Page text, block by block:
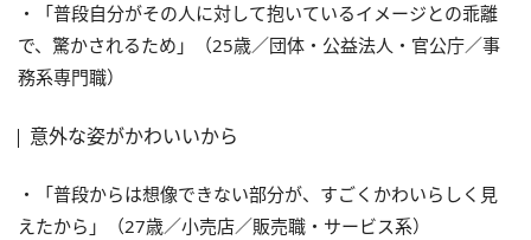
・「普段自分がその人に対して抱いているイメージとの乖離
で、驚かされるため」（25歳／団体・公益法人・官公庁／事
務系専門職）
意外な姿がかわいいから
・「普段からは想像できない部分が、すごくかわいらしく見
えたから」（27歳／小売店／販売職・サービス系）